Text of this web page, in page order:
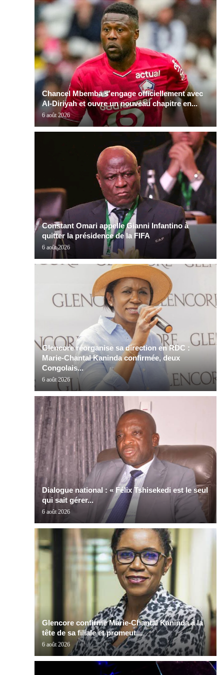
Chancel Mbemba s’engage officiellement avec
Al-Diriyah et ouvre un nouveau chapitre en...
6 août 2026
Constant Omari appelle Gianni Infantino à
quitter la présidence de la FIFA
6 août 2026
Glencore réorganise sa direction en RDC :
Marie-Chantal Kaninda confirmée, deux
Congolais...
6 août 2026
Dialogue national : « Félix Tshisekedi est le seul
qui sait gérer...
6 août 2026
Glencore confirme Marie-Chantal Kaninda à la
tête de sa filiale et promeut...
6 août 2026